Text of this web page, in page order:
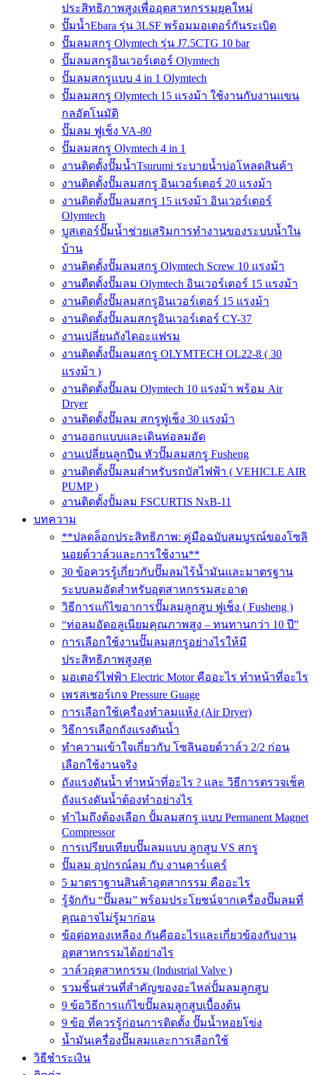
ประสิทธิภาพสูงเพื่ออุตสาหกรรมยุคใหม่
ปั๊มน้ำEbara รุ่น 3LSF พร้อมมอเตอร์กันระเบิด
ปั๊มลมสกรู Olymtech รุ่น J7.5CTG 10 bar
ปั๊มลมสกรูอินเวอร์เตอร์ Olymtech
ปั๊มลมสกรูแบบ 4 in 1 Olymtech
ปั๊มลมสกรู Olymtech 15 แรงม้า ใช้งานกับงานแขน
กลอัตโนมัติ
ปั๊มลม ฟูเช็ง VA-80
ปั๊มลมสกรู Olymtech 4 in 1
งานติดตั้งปั๊มน้ำTsurumi ระบายน้ำบ่อโหลดสินค้า
งานติดตั้งปั๊มลมสกรู อินเวอร์เตอร์ 20 แรงม้า
งานติดตั้งปั๊มลมสกรู 15 แรงม้า อินเวอร์เตอร์
Olymtech
บูสเตอร์ปั๊มน้ำช่วยเสริมการทำงานของระบบน้ำใน
บ้าน
งานติดตั้งปั๊มลมสกรู Olymtech Screw 10 แรงม้า
งานตืดตั้งปั๊มลม Olymtech อินเวอร์เตอร์ 15 แรงม้า
งานติดตั้งปั๊มลมสกรูอินเวอร์เตอร์ 15 แรงม้า
งานติดตั้งปั๊มลมสกรูอินเวอร์เตอร์ CY-37
งานเปลี่ยนถังไดอะแฟรม
งานติดตั้งปั๊มลมสกรู OLYMTECH OL22-8 ( 30
แรงม้า )
งานติดตั้งปั๊มลม Olymtech 10 แรงม้า พร้อม Air
Dryer
งานติดตั้งปั๊มลม สกรูฟูเช็ง 30 แรงม้า
งานออกแบบและเดินท่อลมอัด
งานเปลี่ยนลูกปืน หัวปั๊มลมสกรู Fusheng
งานติดตั้งปั๊มลมสำหรับรถบัสไฟฟ้า ( VEHICLE AIR
PUMP )
งานติดตั้งปั้มลม FSCURTIS NxB-11
บทความ
**ปลดล็อกประสิทธิภาพ: คู่มือฉบับสมบูรณ์ของโซลิ
นอยด์วาล์วและการใช้งาน**
30 ข้อควรรู้เกี่ยวกับปั๊มลมไร้น้ำมันและมาตรฐาน
ระบบลมอัดสำหรับอุตสาหกรรมสะอาด
วิธีการแก้ไขอาการปั๊มลมลูกสูบ ฟูเช็ง ( Fusheng )
“ท่อลมอัดอลูเนียมคุณภาพสูง – ทนทานกว่า 10 ปี”
การเลือกใช้งานปั๊มลมสกรูอย่างไรให้มี
ประสิทธิภาพสูงสุด
มอเตอร์ไฟฟ้า Electric Motor คืออะไร ทำหน้าที่อะไร
เพรสเชอร์เกจ Pressure Guage
การเลือกใช้เครื่องทำลมแห้ง (Air Dryer)
วิธีการเลือกถังแรงดันน้ำ
ทำความเข้าใจเกี่ยวกับ โซลินอยด์วาล์ว 2/2 ก่อน
เลือกใช้งานจริง
ถังแรงดันน้ำ ทำหน้าที่อะไร ? และ วิธีการตรวจเช็ค
ถังแรงดันน้ำต้องทำอย่างไร
ทำไมถึงต้องเลือก ปั้มลมสกรู แบบ Permanent Magnet
Compressor
การเปรียบเทียบปั๊มลมแบบ ลูกสูบ VS สกรู
ปั๊มลม อุปกรณ์ลม กับ งานคาร์แคร์
5 มาตราฐานสินค้าอุตสากรรม คืออะไร
รู้จักกับ “ปั๊มลม” พร้อมประโยชน์จากเครื่องปั๊มลมที่
คุณอาจไม่รู้มาก่อน
ข้อต่อทองเหลือง กันคืออะไรและเกี่ยวข้องกับงาน
อุตสาหกรรมได้อย่างไร
วาล์วอุตสาหกรรม (Industrial Valve )
รวมชิ้นส่วนที่สำคัญของอะไหล่ปั้มลมลูกสูบ
9 ข้อวิธีการแก้ไขปั๊มลมลูกสูบเบื้องต้น
9 ข้อ ที่ควรรู้ก่อนการติดตั้ง ปั๊มน้ำหอยโข่ง
น้ำมันเครื่องปั๊มลมและการเลือกใช้
วิธีชำระเงิน